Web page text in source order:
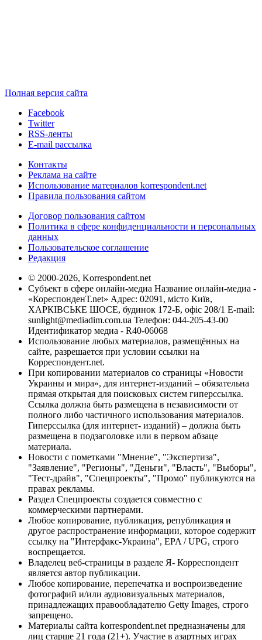
Полная версия сайта
Facebook
Twitter
RSS-ленты
E-mail рассылка
Контакты
Реклама на сайте
Использование материалов korrespondent.net
Правила пользования сайтом
Договор пользования сайтом
Политика в сфере конфиденциальности и персональных
данных
Пользовательское соглашение
Редакция
© 2000-2026, Korrespondent.net
Субъект в сфере онлайн-медиа Название онлайн-медиа -
«КореспонденТ.net» Адрес: 02091, місто Київ,
ХАРКІВСЬКЕ ШОСЕ, будинок 172-Б, офіс 208/1 E-mail:
sunlight@mediadim.com.ua Телефон: 044-205-43-00
Идентификатор медиа - R40-06068
Использование любых материалов, размещённых на
сайте, разрешается при условии ссылки на
Корреспондент.net.
При копировании материалов со страницы «Новости
Украины и мира», для интернет-изданий – обязательна
прямая открытая для поисковых систем гиперссылка.
Ссылка должна быть размещена в независимости от
полного либо частичного использования материалов.
Гиперссылка (для интернет- изданий) – должна быть
размещена в подзаголовке или в первом абзаце
материала.
Новости с пометками "Мнение", "Экспертиза",
"Заявление", "Регионы", "Деньги", "Власть", "Выборы",
"Тест-драйв", "Спецпроекты", "Промо" публикуются на
правах рекламы.
Раздел Спецпроекты создается совместно с
коммерческими партнерами.
Любое копирование, публикация, републикация и
другое распространение информации, которое содержит
ссылку на "Интерфакс-Украина", EPA / UPG, строго
воспрещается.
Владелец веб-страницы в разделе Я- Корреспондент
является автор публикации.
Любое копирование, перепечатка и воспроизведение
фотографий и/или аудиовизуальных материалов,
принадлежащих правообладателю Getty Images, строго
запрещено.
Материалы сайта korrespondent.net предназначены для
лиц старше 21 года (21+). Участие в азартных играх